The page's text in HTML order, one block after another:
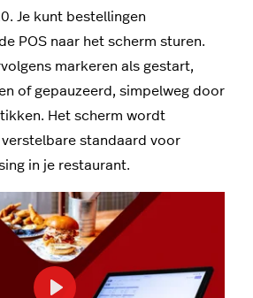
Je kunt bestellingen
POS naar het scherm sturen.
markeren als gestart,
of gepauzeerd, simpelweg door
Het scherm wordt
standaard voor
in je restaurant.